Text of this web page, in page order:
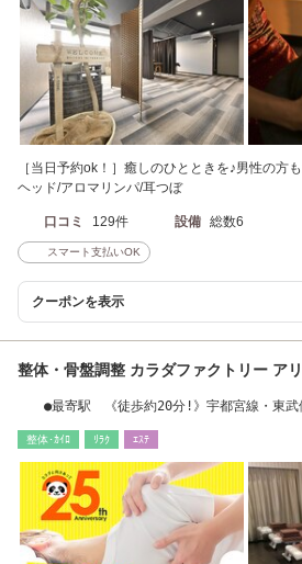
［当日予約ok！］癒しのひとときを♪男性の方
ヘッド/アロマリンパ/耳つぼ
口コミ 129件 設備 総数6
スマート支払いOK
クーポンを表示
整体・骨盤調整 カラダファクトリー ア
●最寄駅 《徒歩約20分!》宇都宮線・東武
整体･ｶｲﾛ ﾘﾗｸ ｴｽﾃ